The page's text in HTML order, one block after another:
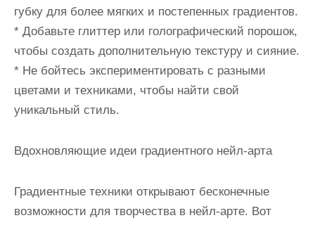
губку для более мягких и постепенных градиентов.
* Добавьте глиттер или голографический порошок,
чтобы создать дополнительную текстуру и сияние.
* Не бойтесь экспериментировать с разными
цветами и техниками, чтобы найти свой
уникальный стиль.
Вдохновляющие идеи градиентного нейл-арта
Градиентные техники открывают бесконечные
возможности для творчества в нейл-арте. Вот